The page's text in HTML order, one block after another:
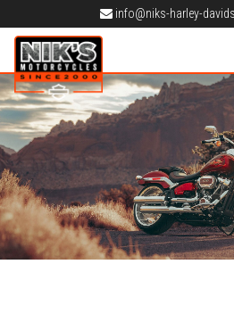
info@niks-harley-
Nik's Harley-